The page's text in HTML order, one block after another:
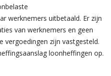
werknemers uitbetaald. Er zijn
van werknemers en geen
vergoedingen zijn vastgesteld.
loonheffingen op.